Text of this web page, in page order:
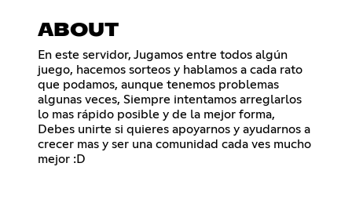
ABOUT
En este servidor, Jugamos entre todos algún
juego, hacemos sorteos y hablamos a cada rato
que podamos, aunque tenemos problemas
algunas veces, Siempre intentamos arreglarlos
lo mas rápido posible y de la mejor forma,
Debes unirte si quieres apoyarnos y ayudarnos a
crecer mas y ser una comunidad cada ves mucho
mejor :D